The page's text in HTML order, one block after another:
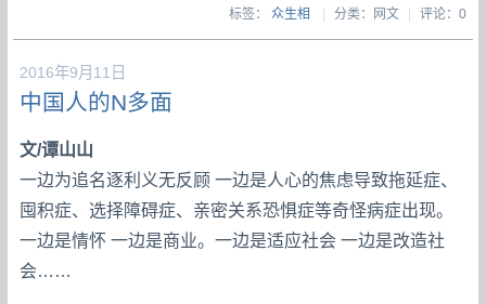
标签： 众生相 | 分类：网文| 评论：0
2016年9月11日
中国人的N多面
文/谭山山
一边为追名逐利义无反顾 一边是人心的焦虑导致拖延症、
囤积症、选择障碍症、亲密关系恐惧症等奇怪病症出现。
一边是情怀 一边是商业。一边是适应社会 一边是改造社
会……